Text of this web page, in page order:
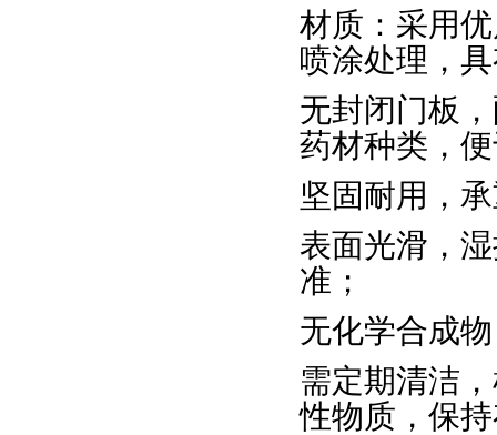
材质：采用
喷涂处理，
无封闭门板
药材种类，
坚固耐用，
表面光滑，
准；
无化学合成
需定期清洁
性物质，保